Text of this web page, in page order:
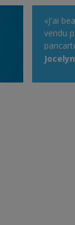
«J'ai
vendu